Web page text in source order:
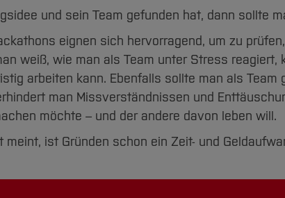
und sein Team gefunden hat, dann sollte
eignen sich hervorragend, um zu
weiß, wie man als Team unter Stress reagiert,
arbeiten kann. Ebenfalls sollte man als Team
man Missverständnissen und
möchte – und der andere davon leben will.
ist Gründen schon ein Zeit- und